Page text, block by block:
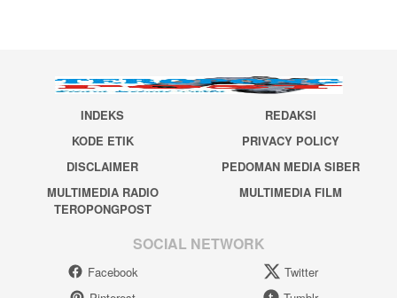
INDEKS
REDAKSI
KODE ETIK
PRIVACY POLICY
DISCLAIMER
PEDOMAN MEDIA SIBER
MULTIMEDIA RADIO
TEROPONGPOST
MULTIMEDIA FILM
SOCIAL NETWORK
Facebook
Twitter